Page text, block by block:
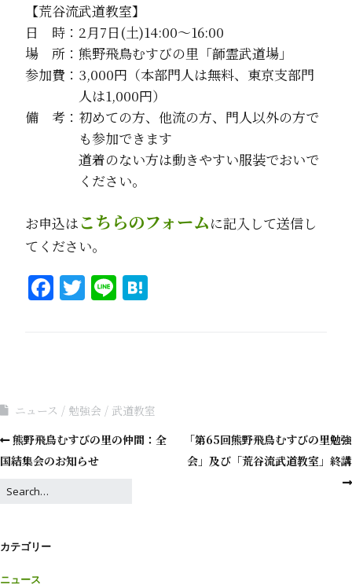
【荒谷流武道教室】
日 時：2月7日(土)14:00～16:00
場 所：熊野飛鳥むすびの里「韴霊武道場」
参加費：3,000円（本部門人は無料、東京支部門
人は1,000円）
備 考：初めての方、他流の方、門人以外の方で
も参加できます
道着のない方は動きやすい服装でおいで
ください。
お申込は こちらのフォームに記入して送信し
てください。
Facebook
Twitter
Line
ニュース 勉強会
武道教室
熊野飛鳥むすびの里の仲間：全
国結集会のお知らせ
「第65回熊野飛鳥むすびの里勉強
会」及び「荒谷流武道教室」終講
カテゴリー
ニュース